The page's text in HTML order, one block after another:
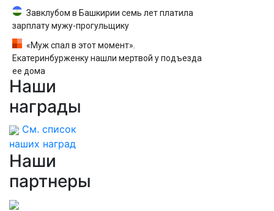
Завклубом в Башкирии семь лет платила
зарплату мужу-прогульщику
«Муж спал в этот момент».
Екатеринбурженку нашли мертвой у подъезда
ее дома
Наши
награды
См. список
наших наград
Наши
партнеры